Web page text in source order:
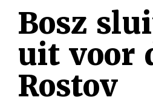
Bosz
uit voor
Rostov